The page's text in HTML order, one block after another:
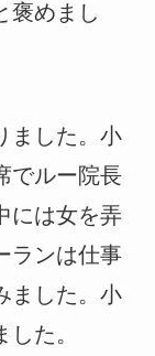
褒めまし
ました。小
でルー院長
には女を弄
ランは仕事
ました。小
た。